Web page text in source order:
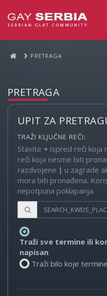
PRETRAGA
PRETRAGA
UPIT ZA
TRAŽI KLJUČNE REČI:
Stavite + ispred reči koja
reči koja nesme biti
razdvojene | u zagrade
mora biti pronađena.
nepotpuna poklapanja.
Traži sve termine ili
napisan
Traži bilo koje termine